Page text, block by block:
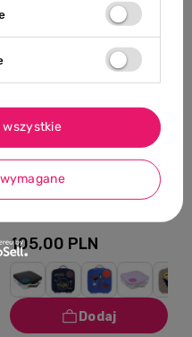
0/5
B.box Lunchbox dla
dzieci do szkoły -
z przegródkami i
wkładem chłodzącym
Ocean Breeze
105,00 PLN
wszystkie